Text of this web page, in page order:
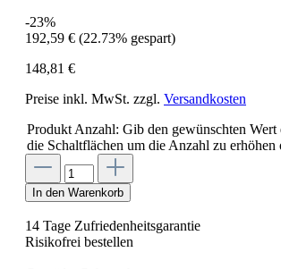
-23%
192,59 € (22.73% gespart)
148,81 €
Preise inkl. MwSt. zzgl. Versandkosten
Produkt Anzahl: Gib den gewünschten Wert
die Schaltflächen um die Anzahl zu erhöhen
In den Warenkorb
14 Tage Zufriedenheitsgarantie
Risikofrei bestellen